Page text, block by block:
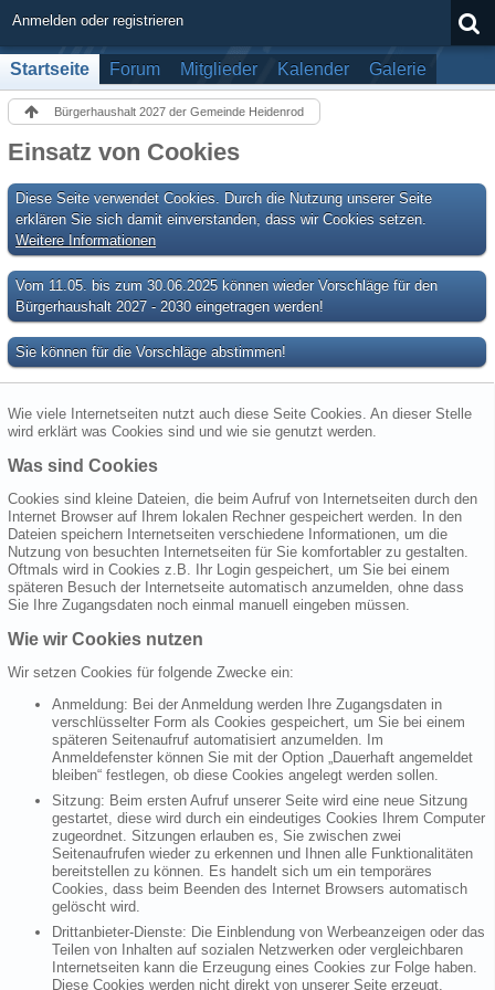
Anmelden oder registrieren
Startseite Forum Mitglieder Kalender Galerie
Bürgerhaushalt 2027 der Gemeinde Heidenrod
Einsatz von Cookies
Diese Seite verwendet Cookies. Durch die Nutzung unserer Seite
erklären Sie sich damit einverstanden, dass wir Cookies setzen.
Weitere Informationen
Vom 11.05. bis zum 30.06.2025 können wieder Vorschläge für den
Bürgerhaushalt 2027 - 2030 eingetragen werden!
Sie können für die Vorschläge abstimmen!
Wie viele Internetseiten nutzt auch diese Seite Cookies. An dieser Stelle
wird erklärt was Cookies sind und wie sie genutzt werden.
Was sind Cookies
Cookies sind kleine Dateien, die beim Aufruf von Internetseiten durch den
Internet Browser auf Ihrem lokalen Rechner gespeichert werden. In den
Dateien speichern Internetseiten verschiedene Informationen, um die
Nutzung von besuchten Internetseiten für Sie komfortabler zu gestalten.
Oftmals wird in Cookies z.B. Ihr Login gespeichert, um Sie bei einem
späteren Besuch der Internetseite automatisch anzumelden, ohne dass
Sie Ihre Zugangsdaten noch einmal manuell eingeben müssen.
Wie wir Cookies nutzen
Wir setzen Cookies für folgende Zwecke ein:
Anmeldung: Bei der Anmeldung werden Ihre Zugangsdaten in
verschlüsselter Form als Cookies gespeichert, um Sie bei einem
späteren Seitenaufruf automatisiert anzumelden. Im
Anmeldefenster können Sie mit der Option „Dauerhaft angemeldet
bleiben“ festlegen, ob diese Cookies angelegt werden sollen.
Sitzung: Beim ersten Aufruf unserer Seite wird eine neue Sitzung
gestartet, diese wird durch ein eindeutiges Cookies Ihrem Computer
zugeordnet. Sitzungen erlauben es, Sie zwischen zwei
Seitenaufrufen wieder zu erkennen und Ihnen alle Funktionalitäten
bereitstellen zu können. Es handelt sich um ein temporäres
Cookies, dass beim Beenden des Internet Browsers automatisch
gelöscht wird.
Drittanbieter-Dienste: Die Einblendung von Werbeanzeigen oder das
Teilen von Inhalten auf sozialen Netzwerken oder vergleichbaren
Internetseiten kann die Erzeugung eines Cookies zur Folge haben.
Diese Cookies werden nicht direkt von unserer Seite erzeugt,